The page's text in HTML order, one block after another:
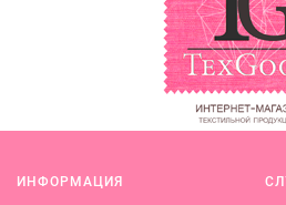
ИНФОРМАЦИЯ